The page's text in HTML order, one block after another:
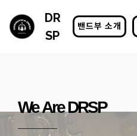
DR
SP
밴드부 소개
We Are DRSP